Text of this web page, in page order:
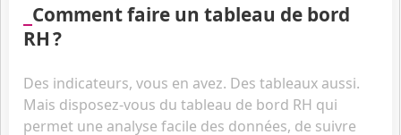
Comment faire un tableau de bord
RH ?
Des indicateurs, vous en avez. Des tableaux aussi.
Mais disposez-vous du tableau de bord RH qui
permet une analyse facile des données, de suivre